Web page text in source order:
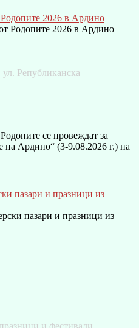
2026 в Ардино
Републиканска
се провеждат за
на Ардино“ (3-9.08.2026 г.) на
пазари и празници из
и фестивали